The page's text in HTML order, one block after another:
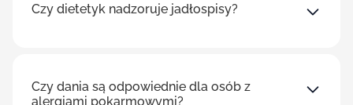
Czy dietetyk nadzoruje jadłospisy?
Czy dania są odpowiednie dla osób z
alergiami pokarmowymi?